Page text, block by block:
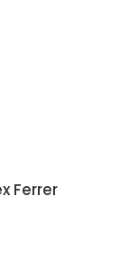
Ferrer